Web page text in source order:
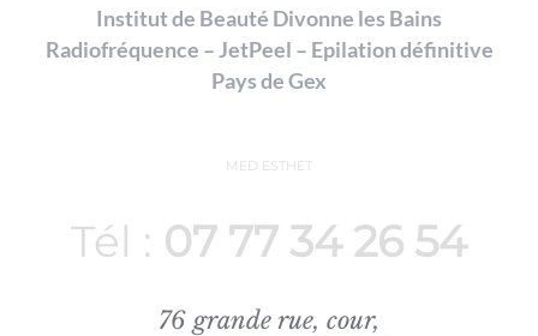
Institut de Beauté Divonne les Bains
Radiofréquence – JetPeel – Epilation définitive
Pays de Gex
MED ESTHET
Tél : 07 77 34 26 54
76 grande rue, cour,